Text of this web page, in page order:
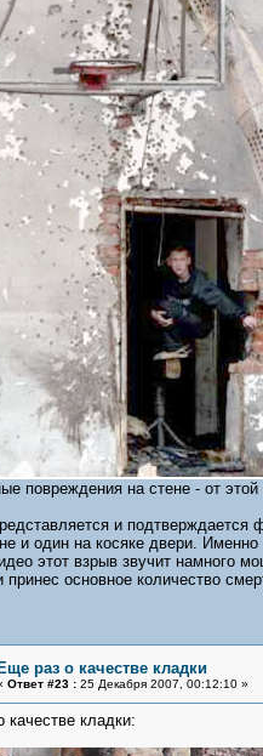
повреждения на стене - от
и
и один на косяке двери.
этот взрыв звучит намного
основное количество
Еще раз о качестве кладки
Ответ #23 : 25 Декабря 2007, 00:12:10 »
качестве кладки: